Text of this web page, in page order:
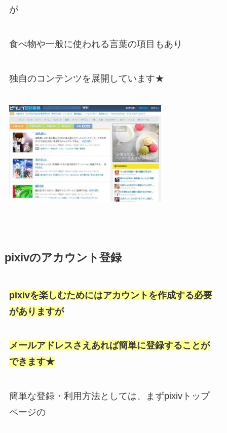
が
食べ物や一般に使われる言葉の項目もあり
独自のコンテンツを展開しています★
pixivのアカウント登録
pixivを楽しむためにはアカウントを作成する必要
がありますが
メールアドレスさえあれば簡単に登録することが
できます★
簡単な登録・利用方法としては、まずpixivトップ
ページの